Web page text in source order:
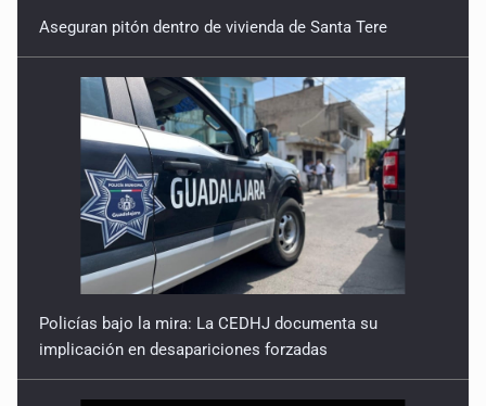
Aseguran pitón dentro de vivienda de Santa Tere
Policías bajo la mira: La CEDHJ documenta su
implicación en desapariciones forzadas